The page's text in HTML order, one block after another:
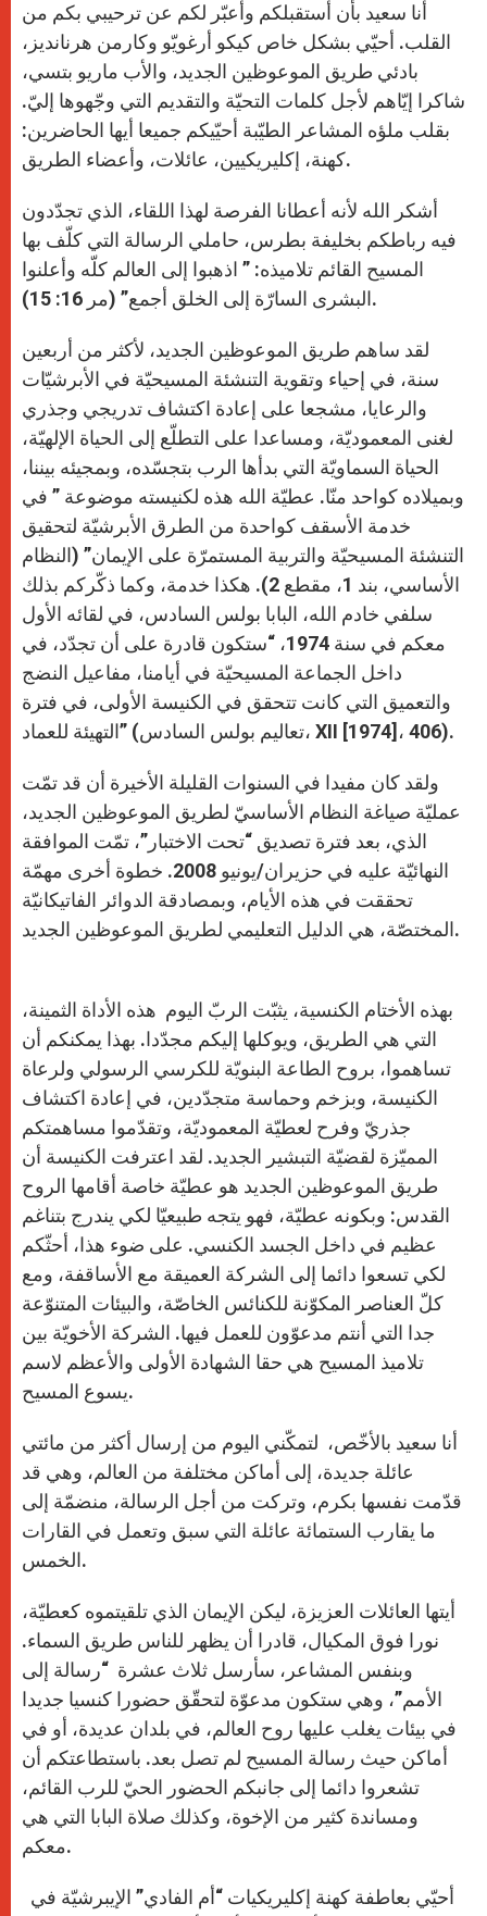
أنا سعيد بأن أستقبلكم وأعبّر لكم عن ترحيبي بكم من
القلب. أحيّي بشكل خاص كيكو أرغويّو وكارمن هرنانديز،
بادئي طريق الموعوظين الجديد، والأب ماريو بتسي،
شاكرا إيّاهم لأجل كلمات التحيّة والتقديم التي وجّهوها إليّ.
بقلب ملؤه المشاعر الطيّبة أحيّيكم جميعا أيها الحاضرين:
كهنة، إكليريكيين، عائلات، وأعضاء الطريق.
أشكر الله لأنه أعطانا الفرصة لهذا اللقاء، الذي تجدّدون
فيه رباطكم بخليفة بطرس، حاملي الرسالة التي كلّف بها
المسيح القائم تلاميذه: ” اذهبوا إلى العالم كلّه وأعلنوا
البشرى السارّة إلى الخلق أجمع” (مر 16: 15).
لقد ساهم طريق الموعوظين الجديد، لأكثر من أربعين
سنة، في إحياء وتقوية التنشئة المسيحيّة في الأبرشيّات
والرعايا، مشجعا على إعادة اكتشاف تدريجي وجذري
لغنى المعموديّة، ومساعدا على التطلّع إلى الحياة الإلهيّة،
الحياة السماويّة التي بدأها الرب بتجسّده، وبمجيئه بيننا،
وبميلاده كواحد منّا. عطيّة الله هذه لكنيسته موضوعة ” في
خدمة الأسقف كواحدة من الطرق الأبرشيّة لتحقيق
التنشئة المسيحيّة والتربية المستمرّة على الإيمان” (النظام
الأساسي، بند 1، مقطع 2). هكذا خدمة، وكما ذكّركم بذلك
سلفي خادم الله، البابا بولس السادس، في لقائه الأول
معكم في سنة 1974، “ستكون قادرة على أن تجدّد، في
داخل الجماعة المسيحيّة في أيامنا، مفاعيل النضج
والتعميق التي كانت تتحقق في الكنيسة الأولى، في فترة
التهيئة للعماد” (تعاليم بولس السادس، XII [1974]، 406).
ولقد كان مفيدا في السنوات القليلة الأخيرة أن قد تمّت
عمليّة صياغة النظام الأساسيّ لطريق الموعوظين الجديد،
الذي، بعد فترة تصديق “تحت الاختبار”، تمّت الموافقة
النهائيّة عليه في حزيران/يونيو 2008. خطوة أخرى مهمّة
تحققت في هذه الأيام، وبمصادقة الدوائر الفاتيكانيّة
المختصّة، هي الدليل التعليمي لطريق الموعوظين الجديد.
بهذه الأختام الكنسية، يثبّت الربّ اليوم هذه الأداة الثمينة،
التي هي الطريق، ويوكلها إليكم مجدّدا. بهذا يمكنكم أن
تساهموا، بروح الطاعة البنويّة للكرسي الرسولي ولرعاة
الكنيسة، وبزخم وحماسة متجدّدين، في إعادة اكتشاف
جذريّ وفرح لعطيّة المعموديّة، وتقدّموا مساهمتكم
المميّزة لقضيّة التبشير الجديد. لقد اعترفت الكنيسة أن
طريق الموعوظين الجديد هو عطيّة خاصة أقامها الروح
القدس: وبكونه عطيّة، فهو يتجه طبيعيّا لكي يندرج بتناغم
عظيم في داخل الجسد الكنسي. على ضوء هذا، أحثّكم
لكي تسعوا دائما إلى الشركة العميقة مع الأساقفة، ومع
كلّ العناصر المكوّنة للكنائس الخاصّة، والبيئات المتنوّعة
جدا التي أنتم مدعوّون للعمل فيها. الشركة الأخويّة بين
تلاميذ المسيح هي حقا الشهادة الأولى والأعظم لاسم
يسوع المسيح.
أنا سعيد بالأخّص، لتمكّني اليوم من إرسال أكثر من مائتي
عائلة جديدة، إلى أماكن مختلفة من العالم، وهي قد
قدّمت نفسها بكرم، وتركت من أجل الرسالة، منضمّة إلى
ما يقارب الستمائة عائلة التي سبق وتعمل في القارات
الخمس.
أيتها العائلات العزيزة، ليكن الإيمان الذي تلقيتموه كعطيّة،
نورا فوق المكيال، قادرا أن يظهر للناس طريق السماء.
وبنفس المشاعر، سأرسل ثلاث عشرة “رسالة إلى
الأمم”، وهي ستكون مدعوّة لتحقّق حضورا كنسيا جديدا
في بيئات يغلب عليها روح العالم، في بلدان عديدة، أو في
أماكن حيث رسالة المسيح لم تصل بعد. باستطاعتكم أن
تشعروا دائما إلى جانبكم الحضور الحيّ للرب القائم،
ومساندة كثير من الإخوة، وكذلك صلاة البابا التي هي
معكم.